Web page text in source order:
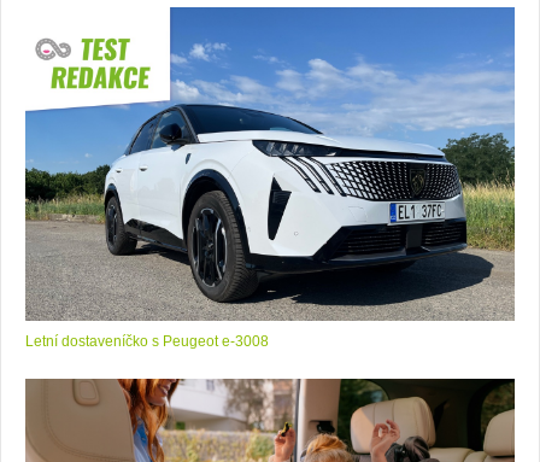
Letní dostaveníčko s Peugeot e-3008